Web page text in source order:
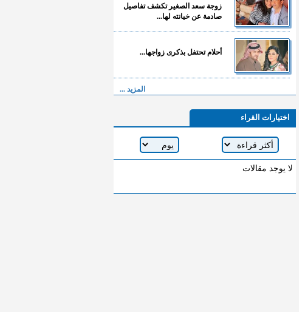
زوجة سعد الصغير تكشف تفاصيل
صادمة عن خيانته لها...
أحلام تحتفل بذكرى زواجها...
المزيد ...
اختيارات القراء
لا يوجد مقالات